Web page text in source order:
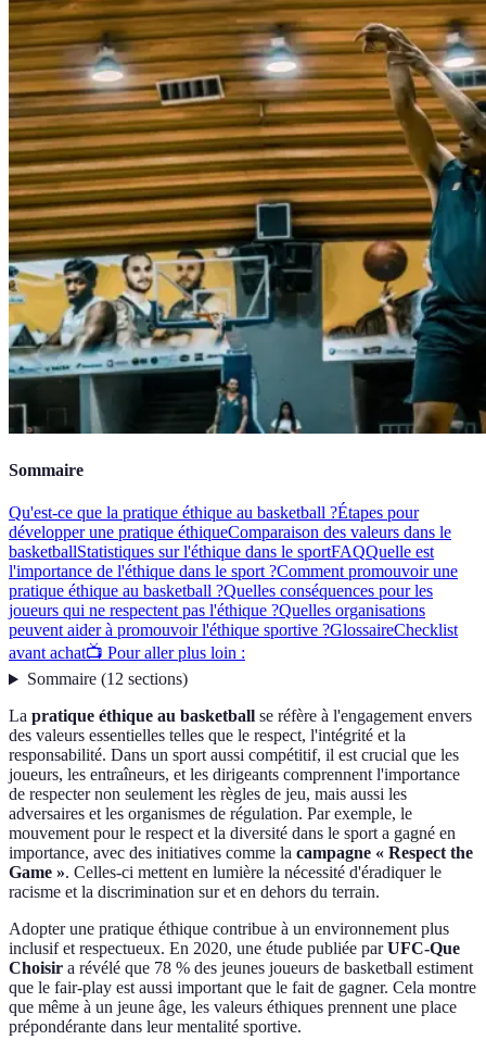
Sommaire
Qu'est-ce que la pratique éthique au basketball ?Étapes pour
développer une pratique éthiqueComparaison des valeurs dans le
basketballStatistiques sur l'éthique dans le sportFAQQuelle est
l'importance de l'éthique dans le sport ?Comment promouvoir une
pratique éthique au basketball ?Quelles conséquences pour les
joueurs qui ne respectent pas l'éthique ?Quelles organisations
peuvent aider à promouvoir l'éthique sportive ?GlossaireChecklist
avant achat📺 Pour aller plus loin :
Sommaire(12 sections)
La pratique éthique au basketball se réfère à l'engagement envers
des valeurs essentielles telles que le respect, l'intégrité et la
responsabilité. Dans un sport aussi compétitif, il est crucial que les
joueurs, les entraîneurs, et les dirigeants comprennent l'importance
de respecter non seulement les règles de jeu, mais aussi les
adversaires et les organismes de régulation. Par exemple, le
mouvement pour le respect et la diversité dans le sport a gagné en
importance, avec des initiatives comme la campagne « Respect the
Game ». Celles-ci mettent en lumière la nécessité d'éradiquer le
racisme et la discrimination sur et en dehors du terrain.
Adopter une pratique éthique contribue à un environnement plus
inclusif et respectueux. En 2020, une étude publiée parUFC-Que
Choisir a révélé que 78 % des jeunes joueurs de basketball estiment
que le fair-play est aussi important que le fait de gagner. Cela montre
que même à un jeune âge, les valeurs éthiques prennent une place
prépondérante dans leur mentalité sportive.